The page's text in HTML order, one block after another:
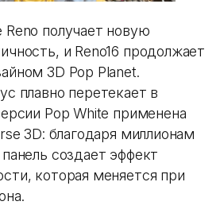
получает новую
и Reno16 продолжает
3D Pop Planet.
плавно перетекает в
Pop White применена
3D: благодаря миллионам
создает эффект
которая меняется при